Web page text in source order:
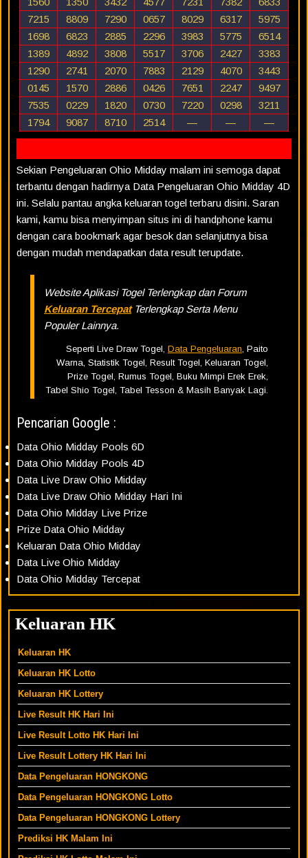
7215
8809 7290 0657 8029 6317
5975
1698
6823 2885 2296 3983 5775
6514
1389
4892 3808 5517 3706 2427
3383
1290
2741 2070 7883 2129 4070
3443
0145
1570 2886 0426 7651 2247
9497
7535
0229 1820 0730 7220 0298
3211
1794
9087 8710 2514 — — —
Sekian Pengeluaran Ohio Midday malam ini semoga dapat
terbantu dengan hadirnya Data Pengeluaran Ohio Midday 4D
ini. Selalu pantau angka keluaran togel terbaru disini. Saran
kami, kamu bisa menyimpan situs ini di handphone kamu
dengan cara bookmark agar besok dan selanjutnya bisa
dengan mudah mendapatkan data result terupdate.
Website Aplikasi Togel Terlengkap dan Forum
Keluaran TercepatTerlengkap Serta Menu
Populer Lainnya.
Seperti Live Draw Togel, Data Pengeluaran, Paito
Warna, Statistik Togel, Result Togel, Keluaran Togel,
Prize Togel, Rumus Togel, Buku Mimpi Erek Erek,
Tabel Shio Togel, Tabel Tesson & Masih Banyak Lagi.
Pencarian Google :
Data Ohio Midday Pools 6D
Data Ohio Midday Pools 4D
Data Live Draw Ohio Midday
Data Live Draw Ohio Midday Hari Ini
Data Ohio Midday Live Prize
Prize Data Ohio Midday
Keluaran Data Ohio Midday
Data Live Ohio Midday
Data Ohio Midday Tercepat
Keluaran HK
Keluaran HK
Keluaran HK Lotto
Keluaran HK Lottery
Live Result HK Hari Ini
Live Result Lotto HK Hari Ini
Live Result Lottery HK Hari Ini
Data Pengeluaran HONGKONG
Data Pengeluaran HONGKONG Lotto
Data Pengeluaran HONGKONG Lottery
Prediksi HK Malam Ini